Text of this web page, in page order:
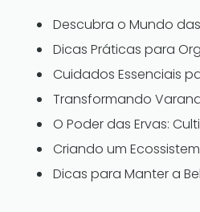
Descubra o Mundo
Dicas Práticas para
Cuidados Essenciais
Transformando
O Poder das Ervas:
Criando um
Dicas para Manter a